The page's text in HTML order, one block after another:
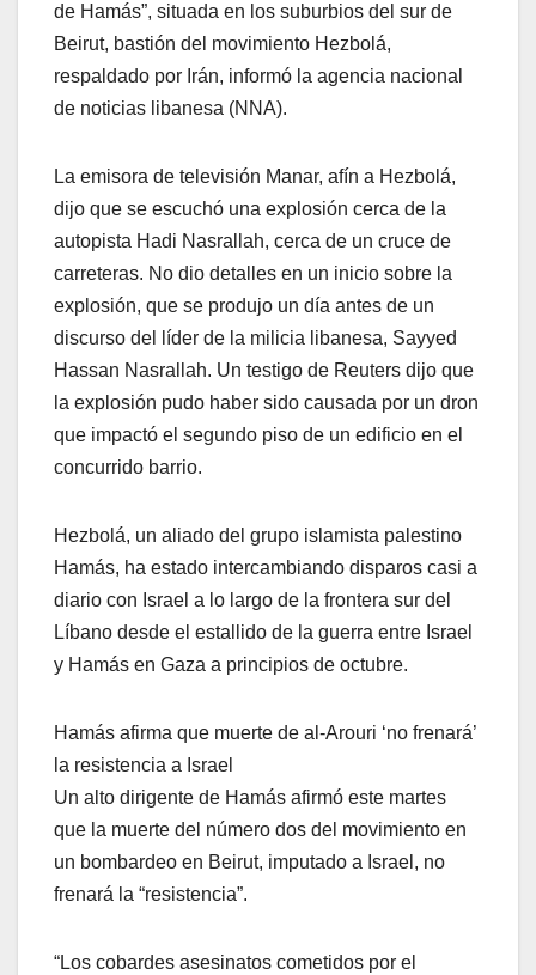
de Hamás”, situada en los suburbios del sur de
Beirut, bastión del movimiento Hezbolá,
respaldado por Irán, informó la agencia nacional
de noticias libanesa (NNA).
La emisora ​​de televisión Manar, afín a Hezbolá,
dijo que se escuchó una explosión cerca de la
autopista Hadi Nasrallah, cerca de un cruce de
carreteras. No dio detalles en un inicio sobre la
explosión, que se produjo un día antes de un
discurso del líder de la milicia libanesa, Sayyed
Hassan Nasrallah. Un testigo de Reuters dijo que
la explosión pudo haber sido causada por un dron
que impactó el segundo piso de un edificio en el
concurrido barrio.
Hezbolá, un aliado del grupo islamista palestino
Hamás, ha estado intercambiando disparos casi a
diario con Israel a lo largo de la frontera sur del
Líbano desde el estallido de la guerra entre Israel
y Hamás en Gaza a principios de octubre.
Hamás afirma que muerte de al-Arouri ‘no frenará’
la resistencia a Israel
Un alto dirigente de Hamás afirmó este martes
que la muerte del número dos del movimiento en
un bombardeo en Beirut, imputado a Israel, no
frenará la “resistencia”.
“Los cobardes asesinatos cometidos por el